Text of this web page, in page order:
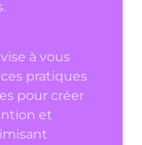
à vous
pratiques
pour créer
et